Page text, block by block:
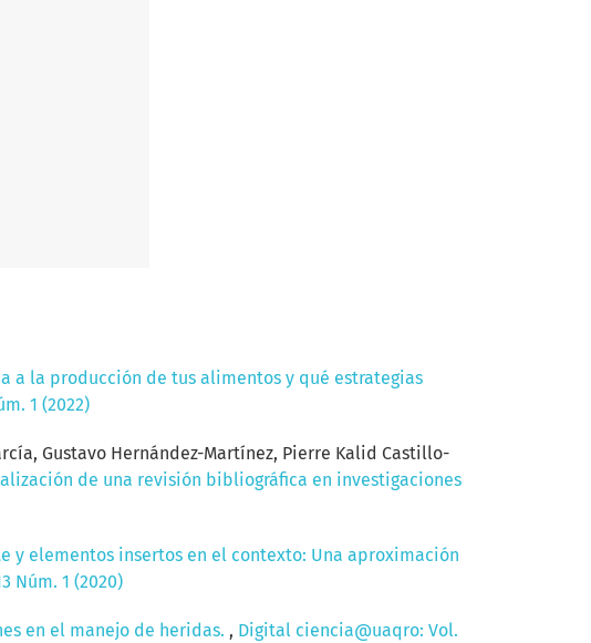
a la producción de tus alimentos y qué estrategias
1 (2022)
Gustavo Hernández-Martínez, Pierre Kalid Castillo-
de una revisión bibliográfica en investigaciones
y elementos insertos en el contexto: Una aproximación
Núm. 1 (2020)
en el manejo de heridas. , Digital ciencia@uaqro: Vol.